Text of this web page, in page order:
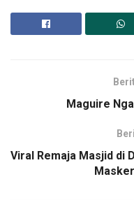
Maguire
Viral Remaja Masjid di